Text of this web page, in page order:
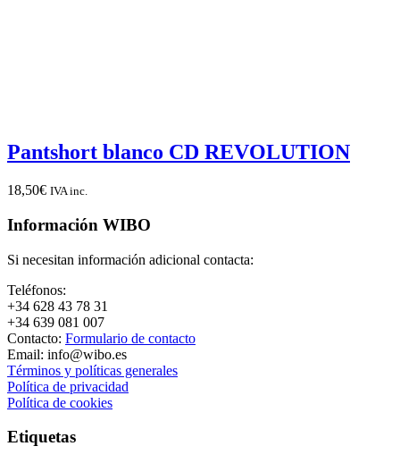
Pantshort blanco CD REVOLUTION
18,50€ IVA inc.
Información WIBO
Si necesitan información adicional contacta:
Teléfonos:
+34 628 43 78 31
+34 639 081 007
Contacto: Formulario de contacto
Email: info@wibo.es
Términos y políticas generales
Política de privacidad
Política de cookies
Etiquetas